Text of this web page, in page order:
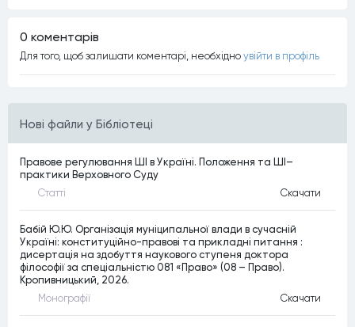
Нові файли у Бібліотеці
Правове регулювання ШІ в Україні. Положення та ШІ–
практики Верховного Суду
Статтi Скачати
Бабій Ю.Ю. Організація муніципальної влади в сучасній
Україні: конституційно-правові та прикладні питання :
дисертація на здобуття наукового ступеня доктора
філософії за спеціальністю 081 «Право» (08 – Право).
Кропивницький, 2026.
Монографiї Скачати
0 коментарiв
Для того, щоб залишати коментарi, необхiдно увiйти в профiль